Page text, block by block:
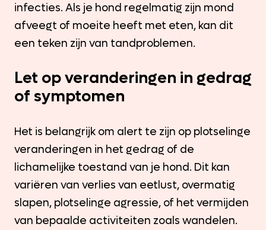
infecties. Als je hond regelmatig zijn mond
afveegt of moeite heeft met eten, kan dit
een teken zijn van tandproblemen.
Let op veranderingen in gedrag
of symptomen
Het is belangrijk om alert te zijn op plotselinge
veranderingen in het gedrag of de
lichamelijke toestand van je hond. Dit kan
variëren van verlies van eetlust, overmatig
slapen, plotselinge agressie, of het vermijden
van bepaalde activiteiten zoals wandelen.